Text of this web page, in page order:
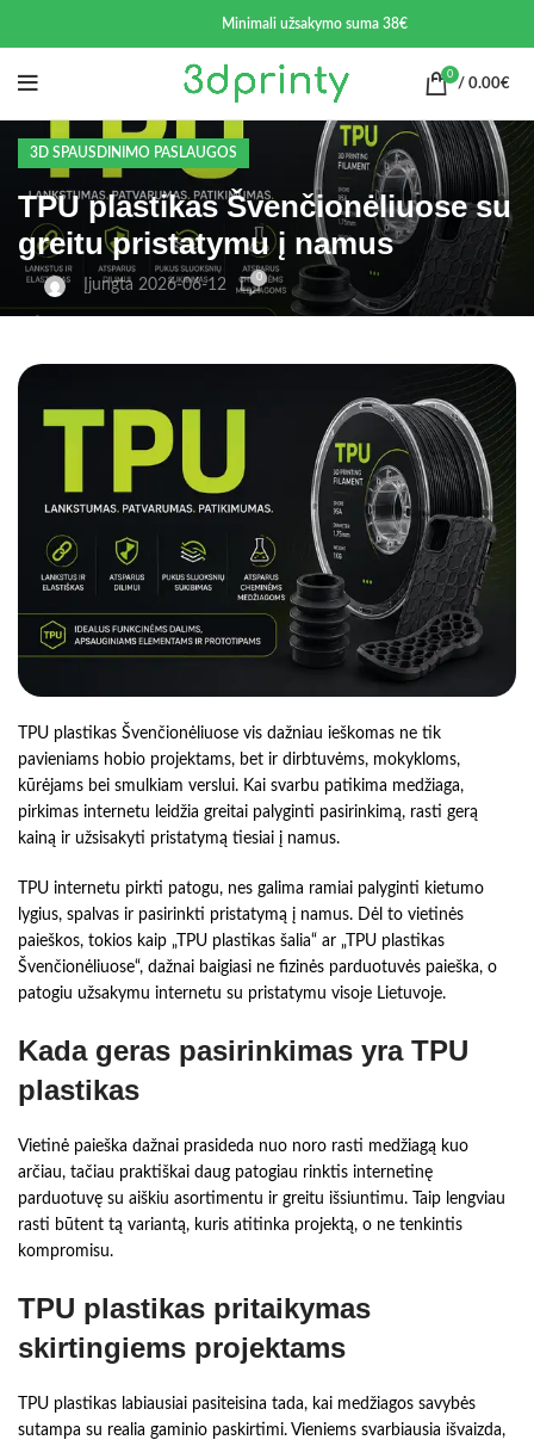
Minimali užsakymo suma 38€
0
/ 0.00€
3D SPAUSDINIMO PASLAUGOS
TPU plastikas Švenčionėliuose su
greitu pristatymu į namus
Įjungta 2026-06-12 0
TPU plastikas Švenčionėliuose vis dažniau ieškomas ne tik
pavieniams hobio projektams, bet ir dirbtuvėms, mokykloms,
kūrėjams bei smulkiam verslui. Kai svarbu patikima medžiaga,
pirkimas internetu leidžia greitai palyginti pasirinkimą, rasti gerą
kainą ir užsisakyti pristatymą tiesiai į namus.
TPU internetu pirkti patogu, nes galima ramiai palyginti kietumo
lygius, spalvas ir pasirinkti pristatymą į namus. Dėl to vietinės
paieškos, tokios kaip „TPU plastikas šalia“ ar „TPU plastikas
Švenčionėliuose“, dažnai baigiasi ne fizinės parduotuvės paieška, o
patogiu užsakymu internetu su pristatymu visoje Lietuvoje.
Kada geras pasirinkimas yra TPU
plastikas
Vietinė paieška dažnai prasideda nuo noro rasti medžiagą kuo
arčiau, tačiau praktiškai daug patogiau rinktis internetinę
parduotuvę su aiškiu asortimentu ir greitu išsiuntimu. Taip lengviau
rasti būtent tą variantą, kuris atitinka projektą, o ne tenkintis
kompromisu.
TPU plastikas pritaikymas
skirtingiems projektams
TPU plastikas labiausiai pasiteisina tada, kai medžiagos savybės
sutampa su realia gaminio paskirtimi. Vieniems svarbiausia išvaizda,